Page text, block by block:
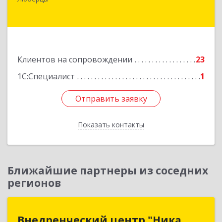
Клиентов на сопровождении
23
1С:Специалист
1
Отправить заявку
Показать контакты
Люберцы г, Октябрьский пр-кт, дом № 380"П",
Отправить заявку
Назад
Ближайшие партнеры из соседних
регионов
Внедренческий центр "Ника